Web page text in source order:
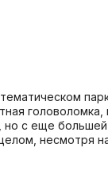
головоломка,
но с еще
несмотря